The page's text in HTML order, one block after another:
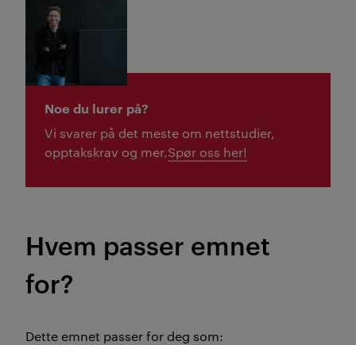
Noe du lurer på?
Vi svarer på det meste om nettstudier,
opptakskrav og mer.Spør oss her!
Hvem passer emnet
for?
Dette emnet passer for deg som: